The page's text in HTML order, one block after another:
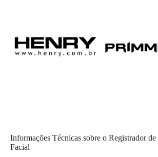
Informações Técnicas sobre o Registrador de
Facial